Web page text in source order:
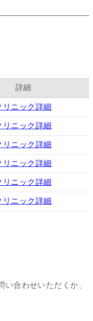
詳細
リニック詳細
リニック詳細
リニック詳細
リニック詳細
リニック詳細
リニック詳細
合わせいただくか、